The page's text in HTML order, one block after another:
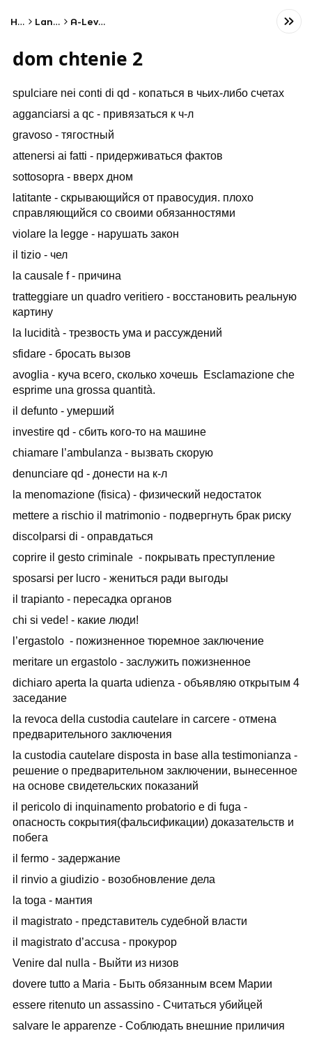
Home Language A-Level Italian
dom chtenie 2
spulciare nei conti di qd - копаться в чьих-либо счетах
agganciarsi a qc - привязаться к ч-л
gravoso - тягостный
attenersi ai fatti - придерживаться фактов
sottosopra - вверх дном
latitante - скрывающийся от правосудия. плохо
справляющийся со своими обязанностями
violare la legge - нарушать закон
il tizio - чел
la causale f - причина
tratteggiare un quadro veritiero - восстановить реальную
картину
la lucidità - трезвость ума и рассуждений
sfidare - бросать вызов
avoglia - куча всего, сколько хочешь Esclamazione che
esprime una grossa quantità.
il defunto - умерший
investire qd - сбить кого-то на машине
chiamare l’ambulanza - вызвать скорую
denunciare qd - донести на к-л
la menomazione (fisica) - физический недостаток
mettere a rischio il matrimonio - подвергнуть брак риску
discolparsi di - оправдаться
coprire il gesto criminale - покрывать преступление
sposarsi per lucro - жениться ради выгоды
il trapianto - пересадка органов
chi si vede! - какие люди!
l’ergastolo - пожизненное тюремное заключение
meritare un ergastolo - заслужить пожизненное
dichiaro aperta la quarta udienza - объявляю открытым 4
заседание
la revoca della custodia cautelare in carcere - отмена
предварительного заключения
la custodia cautelare disposta in base alla testimonianza -
решение о предварительном заключении, вынесенное
на основе свидетельских показаний
il pericolo di inquinamento probatorio e di fuga -
опасность сокрытия(фальсификации) доказательств и
побега
il fermo - задержание
il rinvio a giudizio - возобновление дела
la toga - мантия
il magistrato - представитель судебной власти
il magistrato d’accusa - прокурор
Venire dal nulla - Выйти из низов
dovere tutto a Maria - Быть обязанным всем Марии
essere ritenuto un assassino - Считаться убийцей
salvare le apparenze - Соблюдать внешние приличия